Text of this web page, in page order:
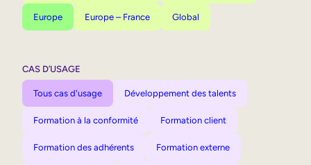
Europe Europe – France Global
CAS D’USAGE
Tous cas d'usage Développement des talents
Formation à la conformité Formation client
Formation des adhérents Formation externe